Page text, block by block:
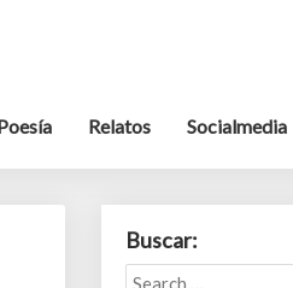
Relatos Socialmedia
Buscar:
Search